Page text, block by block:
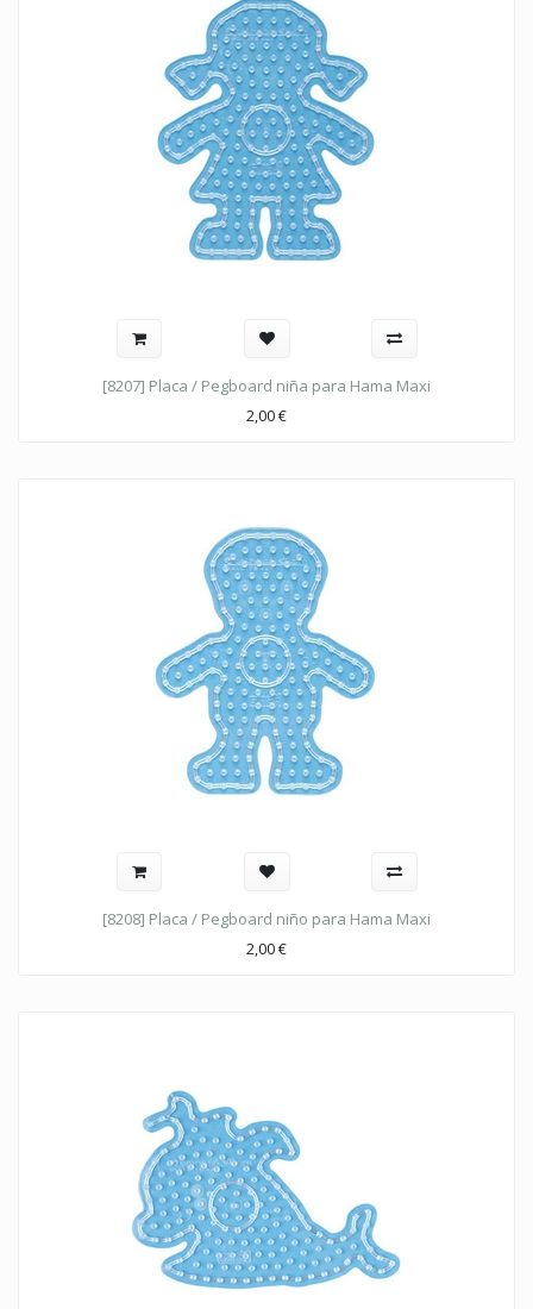
[8207] Placa / Pegboard niña para Hama Maxi
2,00€
[8208] Placa / Pegboard niño para Hama Maxi
2,00€